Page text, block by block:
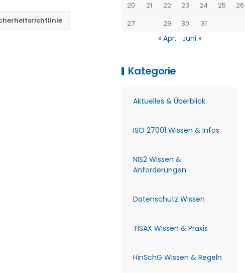
20
21 22 23 24 25
26
27
29 30 31
« Apr. Juni »
Kategorie
Aktuelles & Überblick
ISO 27001 Wissen & Infos
NIS2 Wissen &
Anforderungen
Datenschutz Wissen
TISAX Wissen & Praxis
HinSchG Wissen & Regeln